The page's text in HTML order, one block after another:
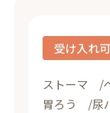
受け入れ
ストーマ
胃ろう
尿